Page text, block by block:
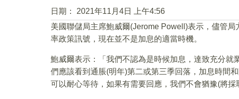
日期：
2021年11月4日 上午4:56
美國聯儲局主席鮑威爾(Jerome Powell)表示，儘管
率政策訊號，現在並不是加息的適當時機。
鮑威爾表示：「我們不認為是時候加息，達致充分
們應該看到通脹(明年)第二或第三季回落，加息時間
可以耐心等待，如果有需要回應，我們不會猶豫(將採